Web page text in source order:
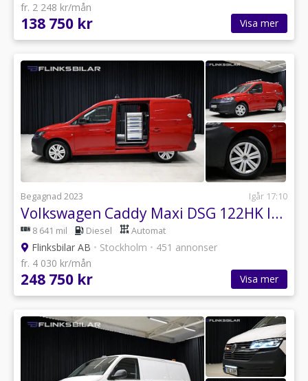
fr. 2 248 kr/mån
138 750 kr Visa mer
Begagnad 2023 Igår 17:10
Volkswagen Caddy Maxi DSG 122HK Inredd|Dubbeldörr|Drag|Värmare|Backkamera
8 641 mil Diesel Automat
Flinksbilar AB • Stockholm • 451 annonser
fr. 4 030 kr/mån
248 750 kr Visa mer